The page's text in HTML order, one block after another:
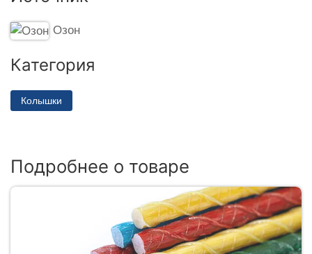
Озон
Категория
Колышки
Подробнее о товаре